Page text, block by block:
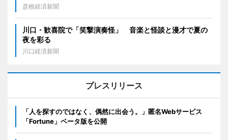
彦根経済新聞
川口・歓喜院で「笑撃演奏怪」 音楽と怪談と漫才で夏の
夜を彩る
川口経済新聞
プレスリリース
「人を探すのではなく、偶然に出会う。」匿名Webサービス
「Fortune」ベータ版を公開